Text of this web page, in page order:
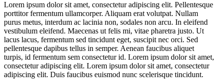
Lorem ipsum dolor sit amet, consectetur adipiscing elit. Pellentesque
porttitor fermentum ullamcorper. Aliquam erat volutpat. Nullam
purus metus, interdum ac lacinia non, sodales non arcu. In eleifend
vestibulum eleifend. Maecenas ut felis mi, vitae pharetra justo. Ut
lacus lacus, fermentum sed tincidunt eget, suscipit nec orci. Sed
pellentesque dapibus tellus in semper. Aenean faucibus aliquet
turpis, id fermentum sem consectetur id. Lorem ipsum dolor sit amet,
consectetur adipiscing elit. Lorem ipsum dolor sit amet, consectetur
adipiscing elit. Duis faucibus euismod nunc scelerisque tincidunt.